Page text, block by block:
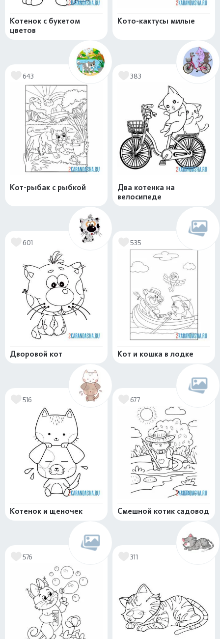
Котенок с букетом
цветов
Кото-кактусы милые
643
Кот-рыбак с рыбкой
383
Два котенка на
велосипеде
601
Дворовой кот
535
Кот и кошка в лодке
516
Котенок и щеночек
677
Смешной котик садовод
576 311